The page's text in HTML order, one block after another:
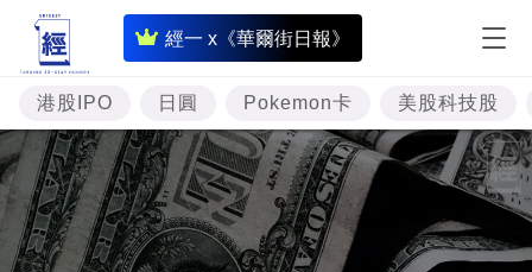
經一 x《華爾街日報》
即
時
財
經
專
題
投
港股IPO 日圓 Pokemon卡 美股科技股